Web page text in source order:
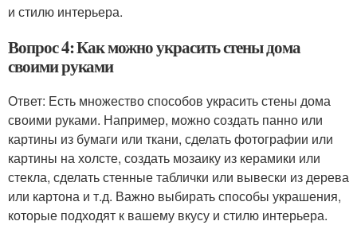
и стилю интерьера.
Вопрос 4: Как можно украсить стены дома
своими руками
Ответ: Есть множество способов украсить стены дома
своими руками. Например, можно создать панно или
картины из бумаги или ткани, сделать фотографии или
картины на холсте, создать мозаику из керамики или
стекла, сделать стенные таблички или вывески из дерева
или картона и т.д. Важно выбирать способы украшения,
которые подходят к вашему вкусу и стилю интерьера.